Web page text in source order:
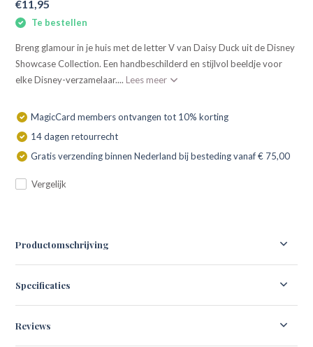
€11,95
Te bestellen
Breng glamour in je huis met de letter V van Daisy Duck uit de Disney
Showcase Collection. Een handbeschilderd en stijlvol beeldje voor
elke Disney-verzamelaar.... Lees meer
MagicCard members ontvangen tot 10% korting
14 dagen retourrecht
Gratis verzending binnen Nederland bij besteding vanaf € 75,00
Vergelijk
Productomschrijving
Specificaties
Reviews